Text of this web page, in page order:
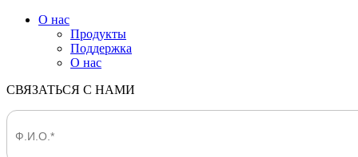
О нас
Продукты
Поддержка
О нас
СВЯЗАТЬСЯ С НАМИ